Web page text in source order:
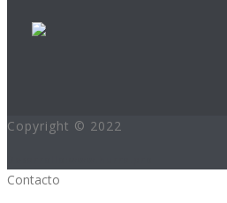
Copyright © 2022
Contacto